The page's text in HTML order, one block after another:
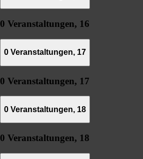
0 Veranstaltungen, 16
0 Veranstaltungen, 17
0 Veranstaltungen, 17
0 Veranstaltungen, 18
0 Veranstaltungen, 18